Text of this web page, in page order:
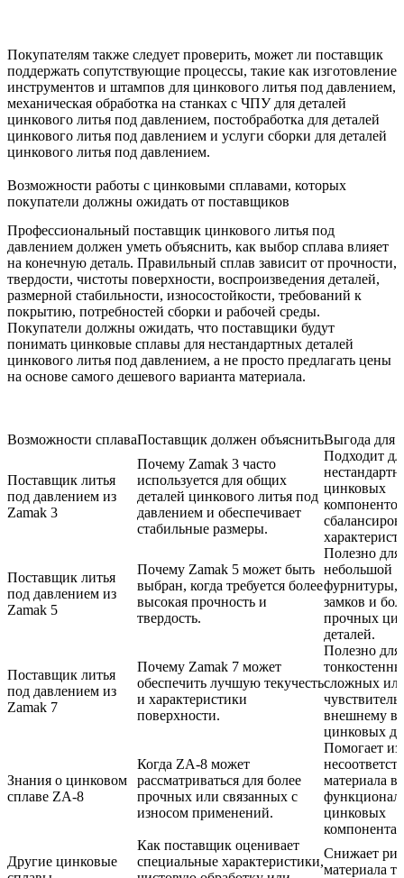
Покупателям также следует проверить, может ли поставщик
поддержать сопутствующие процессы, такие как изготовление
инструментов и штампов для цинкового литья под давлением,
механическая обработка на станках с ЧПУ для деталей
цинкового литья под давлением, постобработка для деталей
цинкового литья под давлением и услуги сборки для деталей
цинкового литья под давлением.
Возможности работы с цинковыми сплавами, которых
покупатели должны ожидать от поставщиков
Профессиональный поставщик цинкового литья под
давлением должен уметь объяснить, как выбор сплава влияет
на конечную деталь. Правильный сплав зависит от прочности,
твердости, чистоты поверхности, воспроизведения деталей,
размерной стабильности, износостойкости, требований к
покрытию, потребностей сборки и рабочей среды.
Покупатели должны ожидать, что поставщики будут
понимать цинковые сплавы для нестандартных деталей
цинкового литья под давлением, а не просто предлагать цены
на основе самого дешевого варианта материала.
Возможности сплаваПоставщик должен объяснитьВыгода для
Поставщик литья
под давлением из
Zamak 3
Почему Zamak 3 часто
используется для общих
деталей цинкового литья под
давлением и обеспечивает
стабильные размеры.
Подходит
цинковых
Поставщик литья
под давлением из
Zamak 5
Почему Zamak 5 может быть
выбран, когда требуется более
высокая прочность и
твердость.
Полезно для
небольшой
фурнитуры,
замков и
прочных
деталей.
Поставщик литья
под давлением из
Zamak 7
Почему Zamak 7 может
обеспечить лучшую текучесть
и характеристики
поверхности.
Полезно для
сложных
внешнему
цинковых
Знания о цинковом
сплаве ZA-8
Когда ZA-8 может
рассматриваться для более
прочных или связанных с
износом применений.
Помогает
материала в
цинковых
Другие цинковые
Как поставщик оценивает
специальные характеристики,
Снижает
материала